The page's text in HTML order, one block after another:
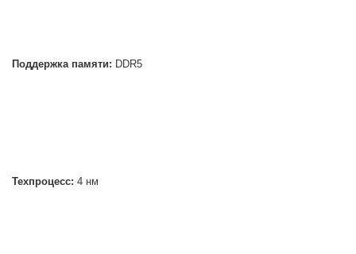
Поддержка памяти: DDR5
Техпроцесс: 4 нм